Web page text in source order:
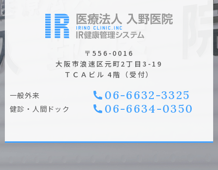
〒556-0016
大阪市浪速区元町2丁目3-19
ＴＣＡビル 4階（受付）
⼀般外来 06-6632-3325
健診・⼈間ドック 06-6634-0350